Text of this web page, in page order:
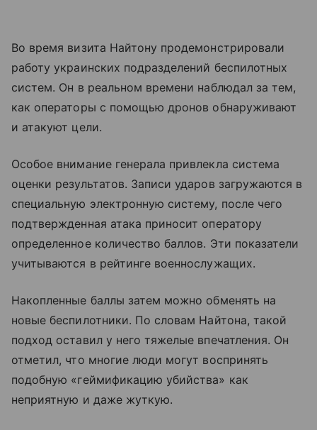
Во время визита Найтону продемонстрировали
работу украинских подразделений беспилотных
систем. Он в реальном времени наблюдал за тем,
как операторы с помощью дронов обнаруживают
и атакуют цели.
Особое внимание генерала привлекла система
оценки результатов. Записи ударов загружаются в
специальную электронную систему, после чего
подтвержденная атака приносит оператору
определенное количество баллов. Эти показатели
учитываются в рейтинге военнослужащих.
Накопленные баллы затем можно обменять на
новые беспилотники. По словам Найтона, такой
подход оставил у него тяжелые впечатления. Он
отметил, что многие люди могут воспринять
подобную «геймификацию убийства» как
неприятную и даже жуткую.